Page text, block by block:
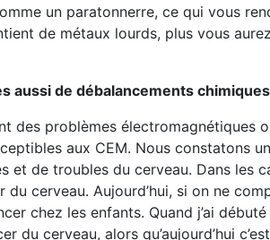
un paratonnerre, ce qui vous
de métaux lourds, plus vous
aussi de débalancements
des problèmes électromagnétiques
aux CEM. Nous constatons
et de troubles du cerveau. Dans les
cerveau. Aujourd’hui, si on ne
chez les enfants. Quand j’ai
du cerveau, alors qu’aujourd’hui